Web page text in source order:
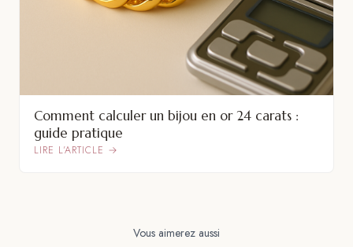
Comment calculer un bijou en or 24 carats :
guide pratique
LIRE L’ARTICLE →
Vous aimerez aussi